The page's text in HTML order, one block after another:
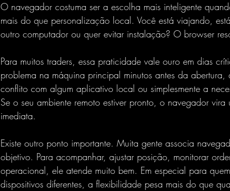
O navegador costuma ser a escolha mais inteligente
mais do que personalização local. Você está viajando,
outro computador ou quer evitar instalação? O browser
Para muitos traders, essa praticidade vale ouro em dias
problema na máquina principal minutos antes da
conflito com algum aplicativo local ou simplesmente a
Se o seu ambiente remoto estiver pronto, o navegador
imediata.
Existe outro ponto importante. Muita gente associa
objetivo. Para acompanhar, ajustar posição, monitorar
operacional, ele atende muito bem. Em especial para
dispositivos diferentes, a flexibilidade pesa mais do que